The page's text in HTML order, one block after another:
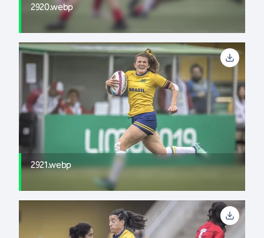
2920.webp
2921.webp